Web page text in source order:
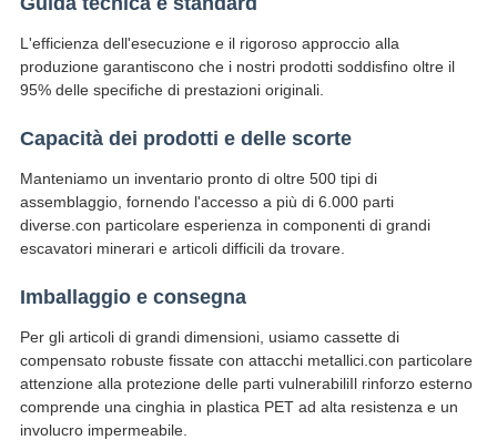
L'efficienza dell'esecuzione e il rigoroso approccio alla
produzione garantiscono che i nostri prodotti soddisfino oltre il
95% delle specifiche di prestazioni originali.
Capacità dei prodotti e delle scorte
Manteniamo un inventario pronto di oltre 500 tipi di
assemblaggio, fornendo l'accesso a più di 6.000 parti
diverse.con particolare esperienza in componenti di grandi
escavatori minerari e articoli difficili da trovare.
Imballaggio e consegna
Per gli articoli di grandi dimensioni, usiamo cassette di
compensato robuste fissate con attacchi metallici.con particolare
attenzione alla protezione delle parti vulnerabiliIl rinforzo esterno
comprende una cinghia in plastica PET ad alta resistenza e un
involucro impermeabile.